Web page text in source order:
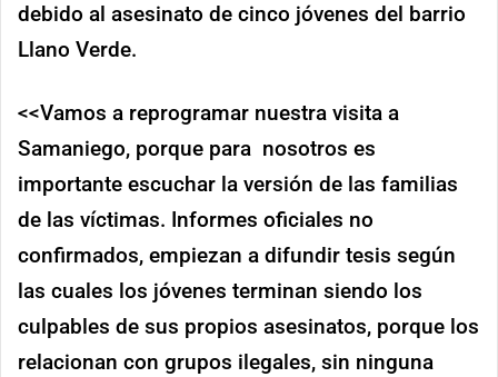
debido al asesinato de cinco jóvenes del barrio
Llano Verde.
<<Vamos a reprogramar nuestra visita a
Samaniego, porque para nosotros es
importante escuchar la versión de las familias
de las víctimas. Informes oficiales no
confirmados, empiezan a difundir tesis según
las cuales los jóvenes terminan siendo los
culpables de sus propios asesinatos, porque los
relacionan con grupos ilegales, sin ninguna